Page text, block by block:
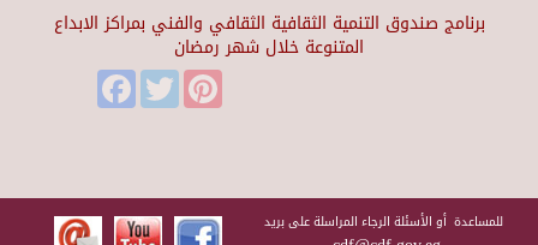
برنامج صندوق التنمية الثقافية الثقافي والفني بمراكز الابداع
المتنوعة خلال شهر رمضان
FacebookTwitter
للمساعدة أو الأسئلة الرجاء المراسلة على بريد